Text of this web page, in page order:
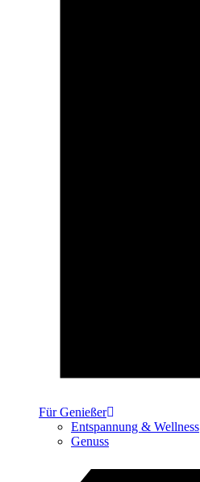
Für Genießer
Entspannung & Wellness
Genuss